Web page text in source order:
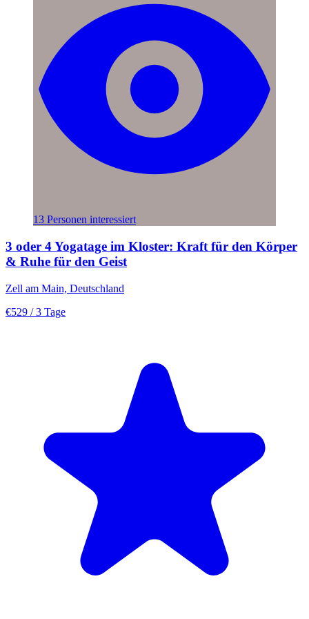
13 Personen interessiert
3 oder 4 Yogatage im Kloster: Kraft für den Körper
& Ruhe für den Geist
Zell am Main, Deutschland
€529 / 3 Tage